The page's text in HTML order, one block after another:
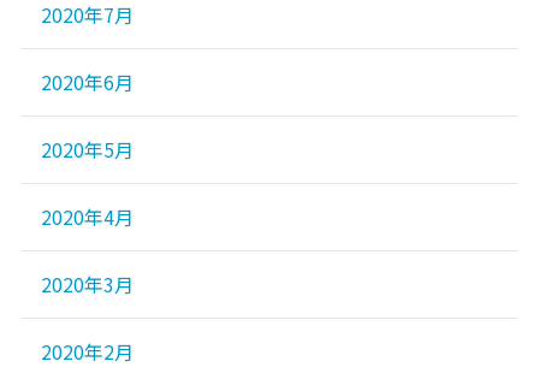
2020年7月
2020年6月
2020年5月
2020年4月
2020年3月
2020年2月